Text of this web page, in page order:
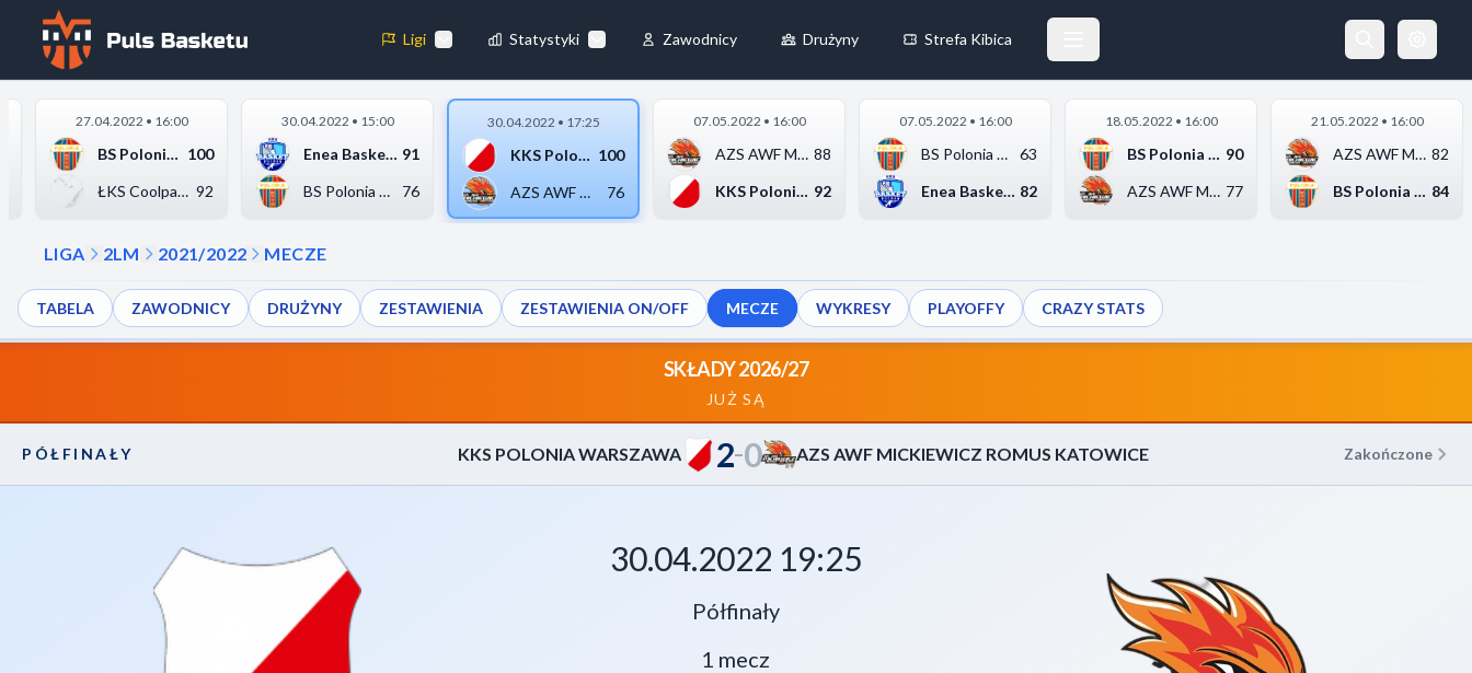
Ligi Statystyki Zawodnicy Drużyny Strefa Kibica
27.04.2022 • 16:00
BS Polonia Bytom 100
ŁKS Coolpack Łódź 92
30.04.2022 • 15:00
Enea Basket Poznań 91
BS Polonia Bytom
76
30.04.2022 • 17:25
KKS Polonia Warszawa 100
AZS AWF Mickiewicz R...
76
07.05.2022 • 16:00
AZS AWF Mickiewicz R... 88
KKS Polonia Warszawa 92
07.05.2022 • 16:00
BS Polonia Bytom
63
Enea Basket Poznań 82
18.05.2022 • 16:00
BS Polonia Bytom 90
AZS AWF Mickiewicz R... 77
21.05.2022 • 16:00
AZS AWF Mickiewicz R... 82
BS Polonia Bytom 84
LIGA 2LM 2021/2022 MECZE
TABELA ZAWODNICY DRUŻYNY ZESTAWIENIA ZESTAWIENIA ON/OFF MECZE WYKRESY PLAYOFFY CRAZY STATS
SKŁADY 2026/27
JUŻ SĄ
2LM
PÓŁFINAŁY
1 MECZ
KKS POLONIA WARSZAWA ▶ 100 76
PÓŁFINAŁY KKS POLONIA WARSZAWA 2–0 AZS AWF MICKIEWICZ ROMUS KATOWICE Zakończone
30.04.2022 19:25
Półfinały
1 mecz
Preferencje plików cookie
Niezbędne pliki cookie
Te pliki cookie są niezbędne do prawidłowego działania strony. Umożliwiają
podstawowe funkcje, takie jak między innymi nawigacja.
Zawsze aktywne
Analityczne pliki cookie
Te pliki cookie pomagają nam zrozumieć, jak odwiedzający korzystają z naszej strony, zbierając i
raportując anonimowo informacje.
Zapisz preferencje Akceptuj wszystkie